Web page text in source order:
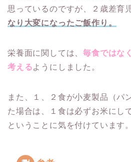
思っているのですが、２歳差育
なり大変になったご飯作り。
栄養面に関しては、毎食ではな
考えるようにしました。
また、１、２食が小麦製品（パ
た場合は、１食は必ずお米にし
ということに気を付けています。